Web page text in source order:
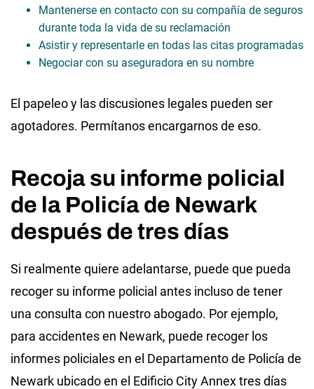
Mantenerse en contacto con su compañía de seguros
durante toda la vida de su reclamación
Asistir y representarle en todas las citas programadas
Negociar con su aseguradora en su nombre
El papeleo y las discusiones legales pueden ser
agotadores. Permítanos encargarnos de eso.
Recoja su informe policial
de la Policía de Newark
después de tres días
Si realmente quiere adelantarse, puede que pueda
recoger su informe policial antes incluso de tener
una consulta con nuestro abogado. Por ejemplo,
para accidentes en Newark, puede recoger los
informes policiales en el Departamento de Policía de
Newark ubicado en el Edificio City Annex tres días